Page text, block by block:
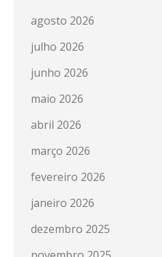
agosto 2026
julho 2026
junho 2026
maio 2026
abril 2026
março 2026
fevereiro 2026
janeiro 2026
dezembro 2025